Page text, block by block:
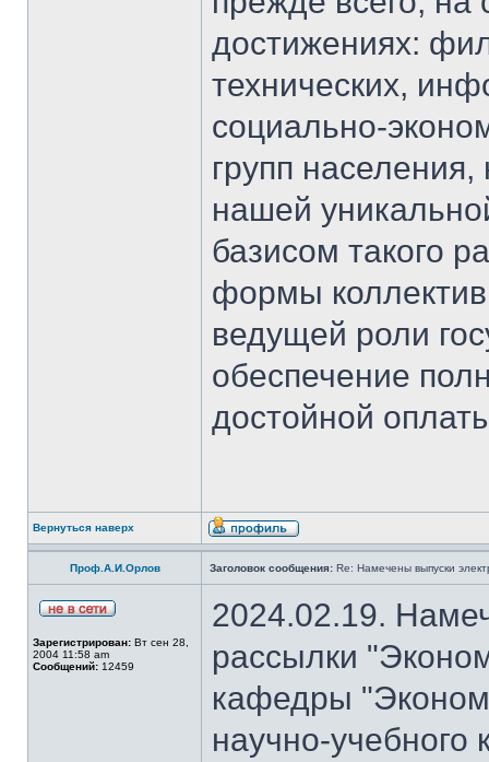
достижениях:
технических,
социально-
групп
нашей
базисом такого
формы
ведущей роли
обеспечение
достойной
Вернуться наверх
Проф.А.И.Орлов Заголовок сообщения: Re: Намечены выпуски
Зарегистрирован: Вт сен 28,
2004 11:58 am
Сообщений: 12459
2024.02.19.
рассылки
кафедры
научно-